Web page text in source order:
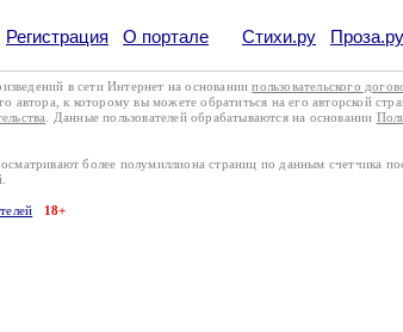
Регистрация О портале Стихи.ру Проза.ру
в сети Интернет на основаниипользовательского
автора, к которому вы можете обратиться на его авторской
. Данные пользователей обрабатываются на основании
более полумиллиона страниц по данным счетчика
18+